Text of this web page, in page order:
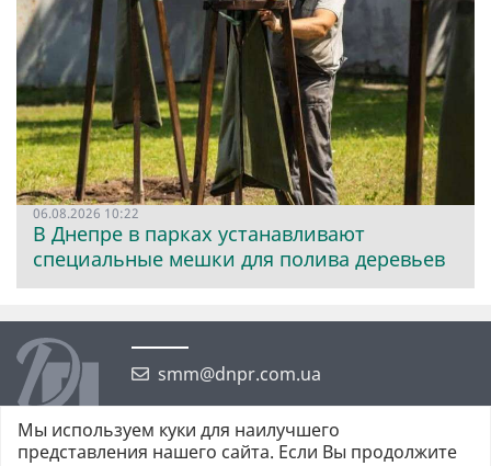
06.08.2026 10:22
В Днепре в парках устанавливают
специальные мешки для полива деревьев
smm@dnpr.com.ua
Мы используем куки для наилучшего
представления нашего сайта. Если Вы продолжите